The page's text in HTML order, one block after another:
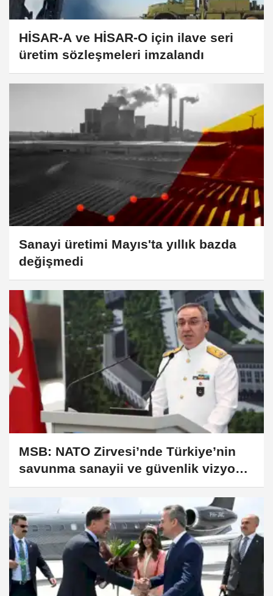
HİSAR-A ve HİSAR-O için ilave seri
üretim sözleşmeleri imzalandı
Sanayi üretimi Mayıs'ta yıllık bazda
değişmedi
MSB: NATO Zirvesi’nde Türkiye’nin
savunma sanayii ve güvenlik vizyonu
öne çıktı